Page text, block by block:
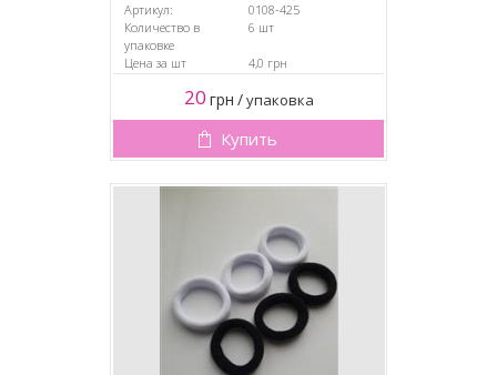
Артикул:
0108-425
Количество в
упаковке
6 шт
Цена за шт 4,0 грн
20 грн /упаковка
Купить